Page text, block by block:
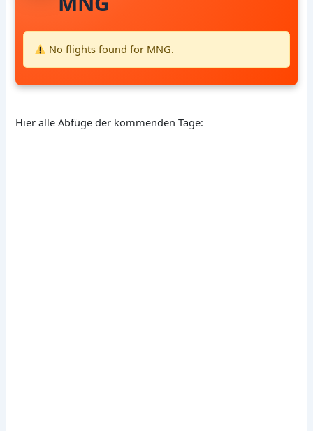
No flights found for MNG.
Hier alle Abfüge der kommenden Tage: